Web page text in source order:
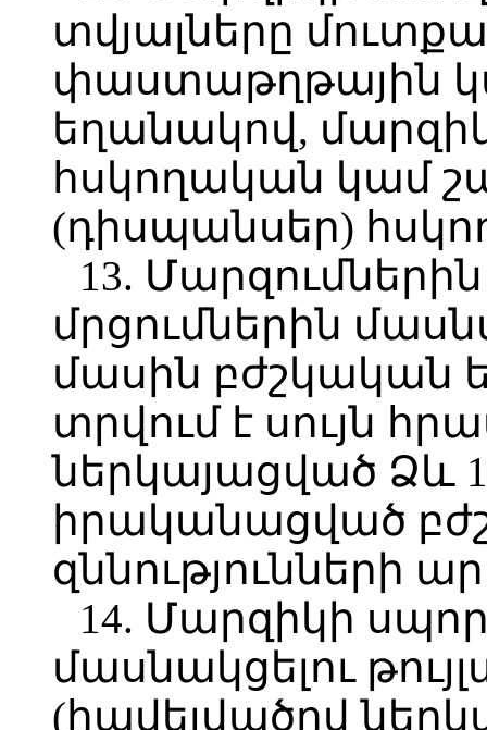
տվյալները
փաստաթղթային
եղանակով,
հսկողական կամ
(դիսպանսեր)
13.
մրցումներին
մասին բժշկական
տրվում է սույն
ներկայացված Ձև
իրականացված
զննությունների
14. Մարզիկի
մասնակցելու
(հավելվածով